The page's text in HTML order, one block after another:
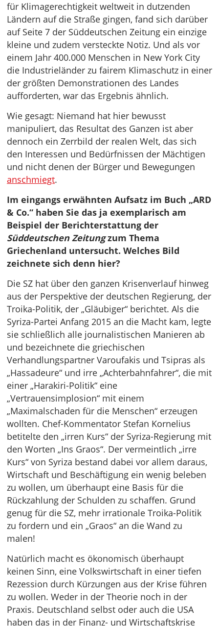
für Klimagerechtigkeit weltweit in dutzenden
Ländern auf die Straße gingen, fand sich darüber
auf Seite 7 der Süddeutschen Zeitung ein einzige
kleine und zudem versteckte Notiz. Und als vor
einem Jahr 400.000 Menschen in New York City
die Industrieländer zu fairem Klimaschutz in einer
der größten Demonstrationen des Landes
aufforderten, war das Ergebnis ähnlich.
Wie gesagt: Niemand hat hier bewusst
manipuliert, das Resultat des Ganzen ist aber
dennoch ein Zerrbild der realen Welt, das sich
den Interessen und Bedürfnissen der Mächtigen
und nicht denen der Bürger und Bewegungen
anschmiegt.
Im eingangs erwähnten Aufsatz im Buch „ARD
& Co.“ haben Sie das ja exemplarisch am
Beispiel der Berichterstattung der
Süddeutschen Zeitungzum Thema
Griechenland untersucht. Welches Bild
zeichnete sich denn hier?
Die SZ hat über den ganzen Krisenverlauf hinweg
aus der Perspektive der deutschen Regierung, der
Troika-Politik, der „Gläubiger“ berichtet. Als die
Syriza-Partei Anfang 2015 an die Macht kam, legte
sie schließlich alle journalistischen Manieren ab
und bezeichnete die griechischen
Verhandlungspartner Varoufakis und Tsipras als
„Hassadeure“ und irre „Achterbahnfahrer“, die mit
einer „Harakiri-Politik“ eine
„Vertrauensimplosion“ mit einem
„Maximalschaden für die Menschen“ erzeugen
wollten. Chef-Kommentator Stefan Kornelius
betitelte den „irren Kurs“ der Syriza-Regierung mit
den Worten „Ins Graos“. Der vermeintlich „irre
Kurs“ von Syriza bestand dabei vor allem daraus,
Wirtschaft und Beschäftigung ein wenig beleben
zu wollen, um überhaupt eine Basis für die
Rückzahlung der Schulden zu schaffen. Grund
genug für die SZ, mehr irrationale Troika-Politik
zu fordern und ein „Graos“ an die Wand zu
malen!
Natürlich macht es ökonomisch überhaupt
keinen Sinn, eine Volkswirtschaft in einer tiefen
Rezession durch Kürzungen aus der Krise führen
zu wollen. Weder in der Theorie noch in der
Praxis. Deutschland selbst oder auch die USA
haben das in der Finanz- und Wirtschaftskrise